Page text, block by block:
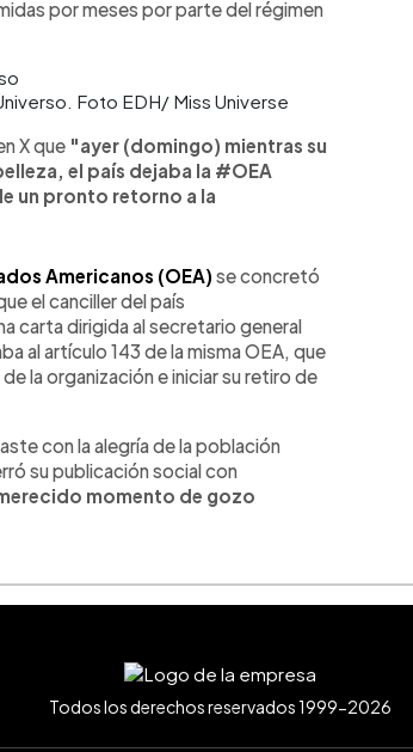
por meses por parte del régimen
Foto EDH/ Miss Universe
X que "ayer (domingo) mientras su
el país dejaba la #OEA
un pronto retorno a la
Americanos (OEA) se concretó
el canciller del país
carta dirigida al secretario general
al artículo 143 de la misma OEA, que
la organización e iniciar su retiro de
con la alegría de la población
su publicación social con
momento de gozo
Todos los derechos reservados 1999-2026